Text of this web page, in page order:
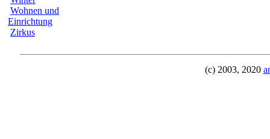
Wohnen und
Einrichtung
Zirkus
(c) 2003, 2020